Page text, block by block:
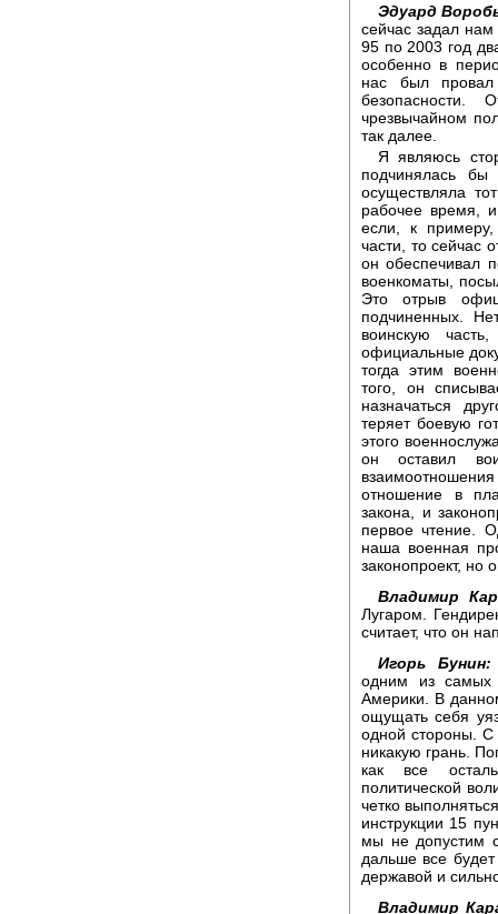
Эдуард
сейчас задал
95 по 2003 год
особенно в
нас был провал
безопасности.
чрезвычайном
так далее.
Я являюсь
подчинялась
осуществляла
рабочее время,
если, к примеру,
части, то сейчас
он обеспечивал
военкоматы,
Это отрыв
подчиненных.
воинскую
официальные
тогда этим
того, он
назначаться
теряет боевую
этого
он оставил
взаимоотношения
отношение в
закона, и
первое чтение.
наша военная
законопроект, но
Владимир
Лугаром.
считает, что он
Игорь Бунин:
одним из самых
Америки. В
ощущать себя
одной стороны. С
никакую грань.
как все
политической
четко
инструкции 15
мы не допустим
дальше все
державой и
Владимир